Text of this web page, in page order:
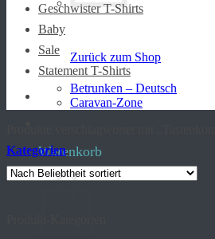
Zurück zum Shop
Warenkorb
Geschwister T-Shirts
Baby
Sale
Statement T-Shirts
Betrunken – Deutsch
Caravan-Zone
Kategorien